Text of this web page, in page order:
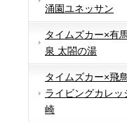
涌園ユネッサン
タイムズカー×有
泉 太閤の湯
タイムズカー×飛
ライビングカレッ
崎